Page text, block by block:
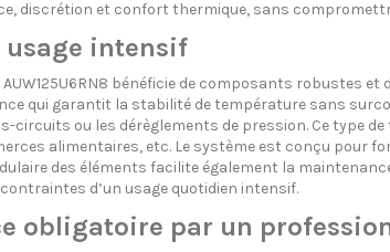
discrétion et confort thermique, sans
usage intensif
bénéficie de composants robustes
qui garantit la stabilité de température sans
ou les dérèglements de pression. Ce type
alimentaires, etc. Le système est conçu pour
des éléments facilite également la
d’un usage quotidien intensif.
obligatoire par un